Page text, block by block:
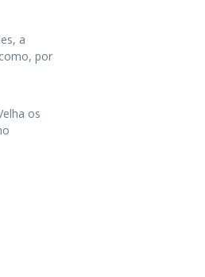
a
por
os